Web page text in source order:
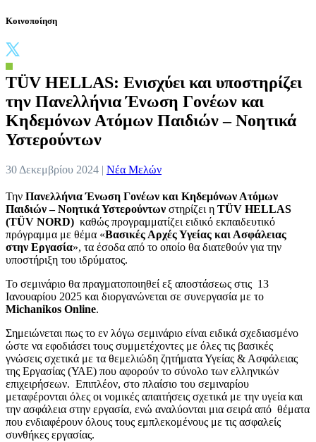
Κοινοποίηση
TÜV HELLAS: Ενισχύει και υποστηρίζει
την Πανελλήνια Ένωση Γονέων και
Κηδεμόνων Ατόμων Παιδιών – Νοητικά
Υστερούντων
30 Δεκεμβρίου 2024 | Νέα Μελών
Την Πανελλήνια Ένωση Γονέων και Κηδεμόνων Ατόμων
Παιδιών – Νοητικά Υστερούντων στηρίζει η TÜV HELLAS
(TÜV NORD) καθώς προγραμματίζει ειδικό εκπαιδευτικό
πρόγραμμα με θέμα «Βασικές Αρχές Υγείας και Ασφάλειας
στην Εργασία», τα έσοδα από το οποίο θα διατεθούν για την
υποστήριξη του ιδρύματος.
To σεμινάριο θα πραγματοποιηθεί εξ αποστάσεως στις 13
Ιανουαρίου 2025 και διοργανώνεται σε συνεργασία με το
Michanikos Online.
Σημειώνεται πως το εν λόγω σεμινάριο είναι ειδικά σχεδιασμένο
ώστε να εφοδιάσει τους συμμετέχοντες με όλες τις βασικές
γνώσεις σχετικά με τα θεμελιώδη ζητήματα Υγείας & Ασφάλειας
της Εργασίας (ΥΑΕ) που αφορούν το σύνολο των ελληνικών
επιχειρήσεων. Επιπλέον, στο πλαίσιο του σεμιναρίου
μεταφέρονται όλες οι νομικές απαιτήσεις σχετικά με την υγεία και
την ασφάλεια στην εργασία, ενώ αναλύονται μια σειρά από θέματα
που ενδιαφέρουν όλους τους εμπλεκομένους με τις ασφαλείς
συνθήκες εργασίας.